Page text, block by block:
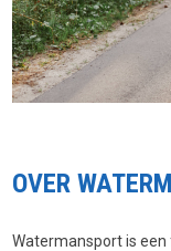
OVER
Watermansport is